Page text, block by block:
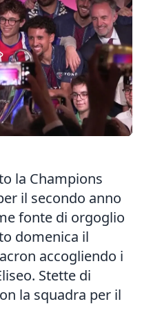
la Champions
il secondo anno
fonte di orgoglio
domenica il
accogliendo i
Stette di
la squadra per il